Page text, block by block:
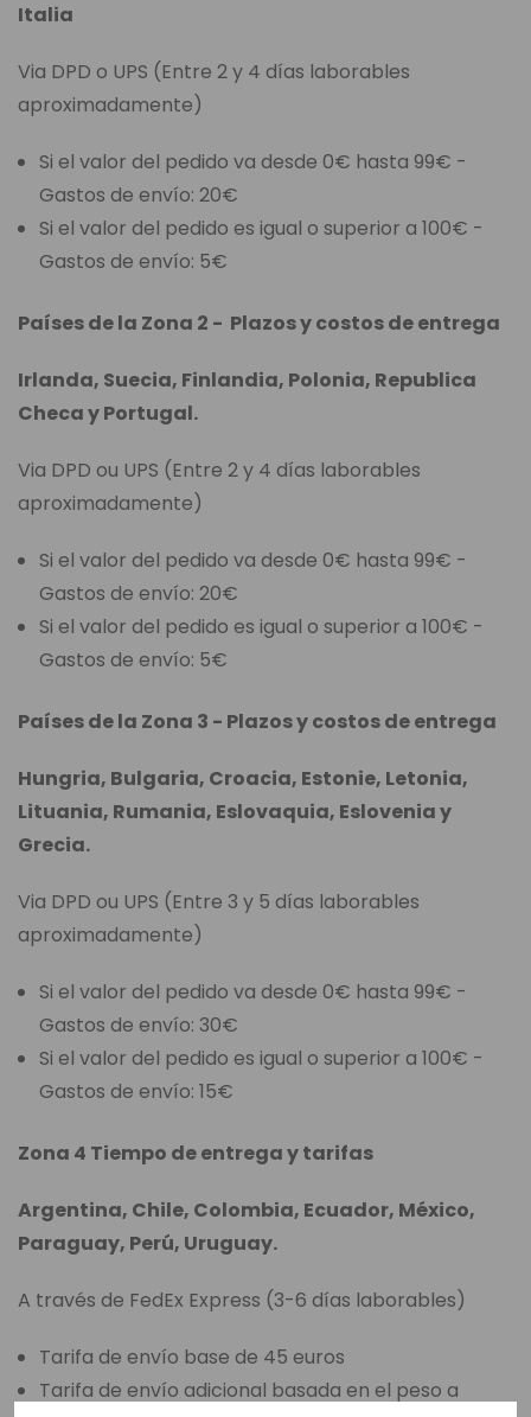
Italia
Via DPD o UPS (Entre 2 y 4 días laborables
aproximadamente)
Si el valor del pedido va desde 0€ hasta 99€ -
Gastos de envío: 20€
Si el valor del pedido es igual o superior a 100€ -
Gastos de envío: 5€
Países de la Zona 2 - Plazos y costos de entrega
Irlanda, Suecia, Finlandia, Polonia, Republica
Checa y Portugal.
Via DPD ou UPS (Entre 2 y 4 días laborables
aproximadamente)
Si el valor del pedido va desde 0€ hasta 99€ -
Gastos de envío: 20€
Si el valor del pedido es igual o superior a 100€ -
Gastos de envío: 5€
Países de la Zona 3 - Plazos y costos de entrega
Hungria, Bulgaria, Croacia, Estonie, Letonia,
Lituania, Rumania, Eslovaquia, Eslovenia y
Grecia.
Via DPD ou UPS (Entre 3 y 5 días laborables
aproximadamente)
Si el valor del pedido va desde 0€ hasta 99€ -
Gastos de envío: 30€
Si el valor del pedido es igual o superior a 100€ -
Gastos de envío: 15€
Zona 4 Tiempo de entrega y tarifas
Argentina, Chile, Colombia, Ecuador, México,
Paraguay, Perú, Uruguay.
A través de FedEx Express (3-6 días laborables)
Tarifa de envío base de 45 euros
Tarifa de envío adicional basada en el peso a